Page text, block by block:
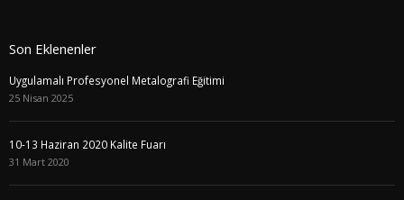
Son Eklenenler
Uygulamalı Profesyonel Metalografi Eğitimi
25 Nisan 2025
10-13 Haziran 2020 Kalite Fuarı
31 Mart 2020